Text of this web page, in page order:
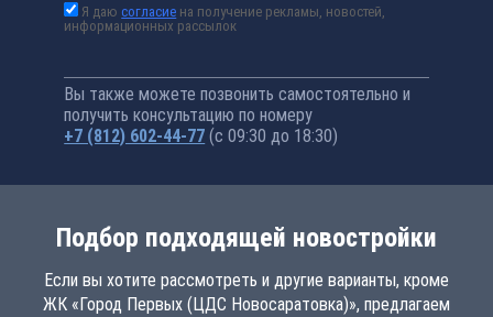
Я даюсогласие на получение рекламы, новостей,
информационных рассылок
Вы также можете позвонить самостоятельно и
получить консультацию по номеру
+7 (812) 602-44-77 (с 09:30 до 18:30)
Подбор подходящей новостройки
Если вы хотите рассмотреть и другие варианты, кроме
ЖК «Город Первых (ЦДС Новосаратовка)», предлагаем